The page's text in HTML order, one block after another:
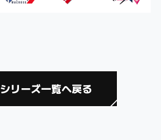
シリーズ一覧へ戻る